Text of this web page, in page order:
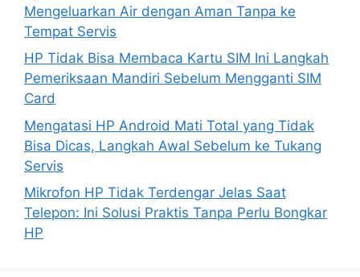
Mengeluarkan Air dengan Aman Tanpa ke
Tempat Servis
HP Tidak Bisa Membaca Kartu SIM Ini Langkah
Pemeriksaan Mandiri Sebelum Mengganti SIM
Card
Mengatasi HP Android Mati Total yang Tidak
Bisa Dicas, Langkah Awal Sebelum ke Tukang
Servis
Mikrofon HP Tidak Terdengar Jelas Saat
Telepon: Ini Solusi Praktis Tanpa Perlu Bongkar
HP